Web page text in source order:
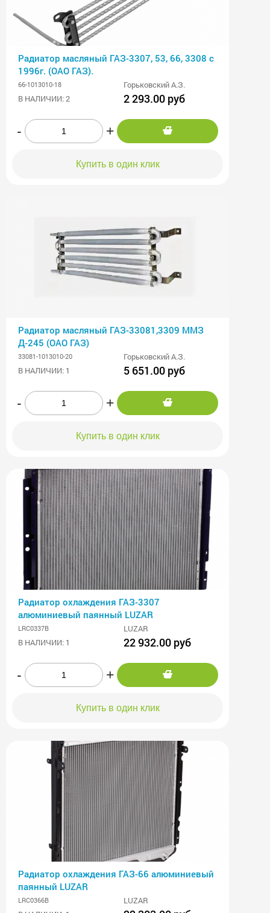
Радиатор масляный ГАЗ-3307, 53, 66, 3308 с
1996г. (ОАО ГАЗ).
66-1013010-18
Горьковский А.З.
В НАЛИЧИИ: 2
2 293.00 руб
- +
Купить в один клик
Радиатор масляный ГАЗ-33081,3309 ММЗ
Д-245 (ОАО ГАЗ)
33081-1013010-20
Горьковский А.З.
В НАЛИЧИИ: 1
5 651.00 руб
- +
Купить в один клик
Радиатор охлаждения ГАЗ-3307
алюминиевый паянный LUZAR
LRC0337B
LUZAR
В НАЛИЧИИ: 1
22 932.00 руб
- +
Купить в один клик
Радиатор охлаждения ГАЗ-66 алюминиевый
паянный LUZAR
LRC0366B
LUZAR